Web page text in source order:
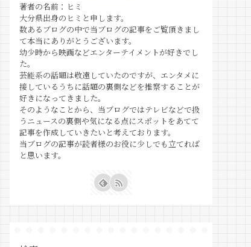
著者の名前：ヒミ
大分県出身のヒミと申します。
数あるブログの中で当ブログの記事をご覧頂きまし
て本当にありがとうございます。
幼少時から映画などエンターテイメントが好きでし
た。
芸能系の話題は敬遠していたのですが、エンタメに
接しているうちに話題の裏側などを推察することが
好きになってきました。
そのようなことから、当ブログではテレビなどで扱
うニュースの裏側や気になる点にスポットをあてて
記事を作成していきたいと考えております。
当ブログの記事が読者様のお役に少しでも立てれば
と思います。